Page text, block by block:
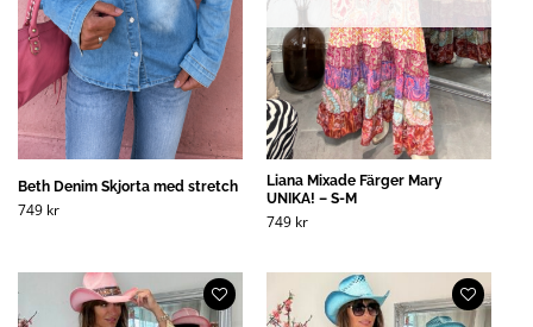
Beth Denim Skjorta med stretch
749 kr
Liana Mixade Färger Mary
UNIKA! – S-M
749 kr